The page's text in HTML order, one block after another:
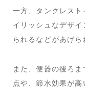
一方、タンクレス
イリッシュなデザ
られるなどがあげら
また、便器の後ろ
点や、節水効果が高